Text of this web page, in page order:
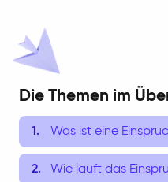
Die Themen im
Was ist eine
Wie läuft das